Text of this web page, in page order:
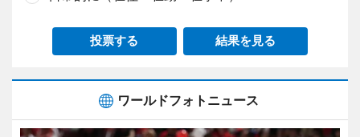
投票する 結果を見る
ワールドフォトニュース